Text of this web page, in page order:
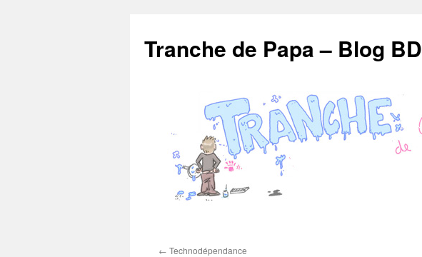
contenu
Tranche de Papa – Blog BD
← Technodépendance